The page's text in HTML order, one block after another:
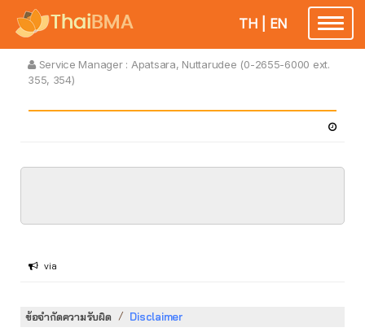
Toggle
TH EN
Service Manager : Apatsara, Nuttarudee (0-2655-6000 ext.
355, 354)
via
ข้อจำกัดความรับผิด / Disclaimer